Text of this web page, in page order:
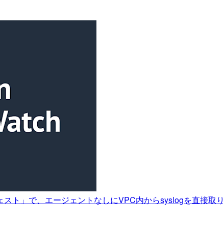
ト」で、エージェントなしにVPC内からsyslogを直接取